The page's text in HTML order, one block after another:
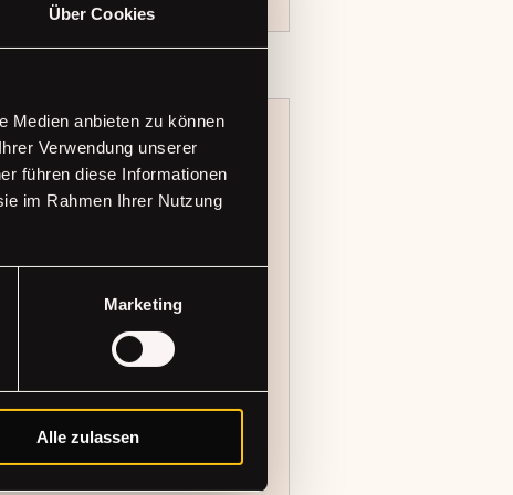
Über Cookies
Medien anbieten zu können
Verwendung unserer
führen diese Informationen
im Rahmen Ihrer Nutzung
Marketing
Alle zulassen
Boho & Texture